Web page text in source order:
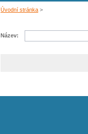
Úvodní stránka >
Název: